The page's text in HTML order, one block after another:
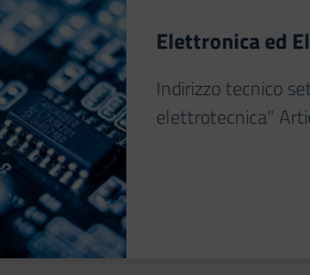
Elettronica ed
Indirizzo tecnico
elettrotecnica"